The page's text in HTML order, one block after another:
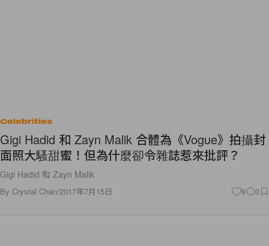
Celebrities
Gigi Hadid 和 Zayn Malik 合體為《Vogue》拍攝封
面照大騷甜蜜！但為什麼卻令雜誌惹來批評？
Gigi Hadid 和 Zayn Malik
By Crystal Chan/2017年7月15日 9 0